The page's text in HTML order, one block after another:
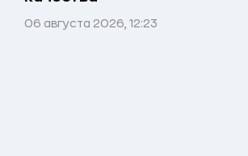
06 августа 2026, 12:23